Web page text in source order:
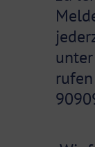
unter